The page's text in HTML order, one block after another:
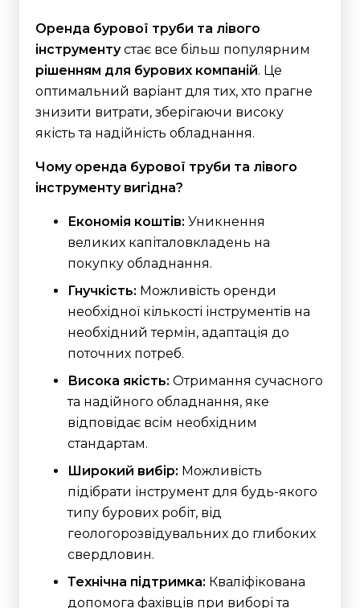
Оренда бурової труби та лівого
інструментустає все більш популярним
рішенням для бурових компаній. Це
оптимальний варіант для тих, хто прагне
знизити витрати, зберігаючи високу
якість та надійність обладнання.
Чому оренда бурової труби та лівого
інструменту вигідна?
Економія коштів: Уникнення
великих капіталовкладень на
покупку обладнання.
Гнучкість: Можливість оренди
необхідної кількості інструментів на
необхідний термін, адаптація до
поточних потреб.
Висока якість: Отримання сучасного
та надійного обладнання, яке
відповідає всім необхідним
стандартам.
Широкий вибір: Можливість
підібрати інструмент для будь-якого
типу бурових робіт, від
геологорозвідувальних до глибоких
свердловин.
Технічна підтримка: Кваліфікована
допомога фахівців при виборі та